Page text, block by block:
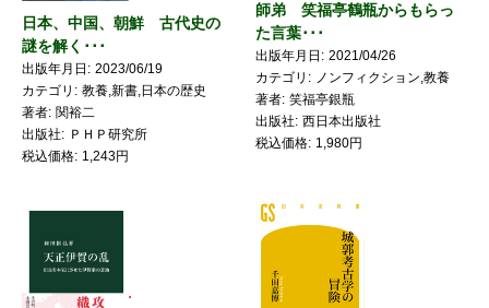
日本、中国、朝鮮 古代史の
謎を解く･･･
出版年月日
2023/06/19
カテゴリ
教養,新書,日本の歴史
著者 関裕二
出版社
ＰＨＰ研究所
税込価格
1,243円
師弟 笑福亭鶴瓶からもらっ
た言葉･･･
出版年月日
2021/04/26
カテゴリ
ノンフィクション,教養
著者 笑福亭銀瓶
出版社
西日本出版社
税込価格
1,980円